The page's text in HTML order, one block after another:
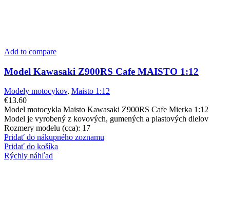
Add to compare
Model Kawasaki Z900RS Cafe MAISTO 1:12
Modely motocykov, Maisto 1:12
€13.60
Model motocykla Maisto Kawasaki Z900RS Cafe Mierka 1:12
Model je vyrobený z kovových, gumených a plastových dielov
Rozmery modelu (cca): 17
Pridať do nákupného zoznamu
Pridať do košíka
Rýchly náhľad